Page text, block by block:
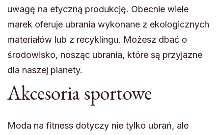
uwagę na etyczną produkcję. Obecnie wiele
marek oferuje ubrania wykonane z ekologicznych
materiałów lub z recyklingu. Możesz dbać o
środowisko, nosząc ubrania, które są przyjazne
dla naszej planety.
Akcesoria sportowe
Moda na fitness dotyczy nie tylko ubrań, ale